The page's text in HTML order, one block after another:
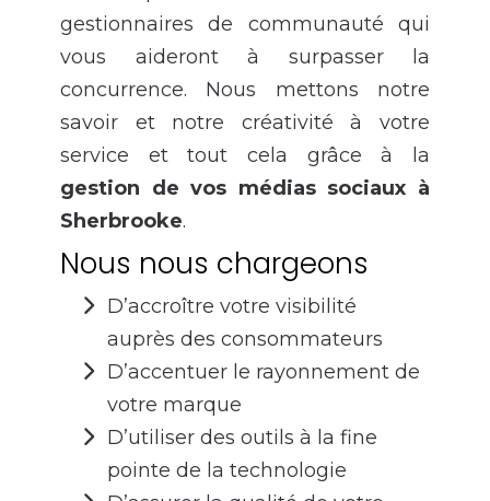
gestionnaires de communauté qui
vous aideront à surpasser la
concurrence. Nous mettons notre
savoir et notre créativité à votre
service et tout cela grâce à la
gestion de vos médias sociaux à
Sherbrooke.
Nous nous chargeons
D’accroître votre visibilité
auprès des consommateurs
D’accentuer le rayonnement de
votre marque
D’utiliser des outils à la fine
pointe de la technologie